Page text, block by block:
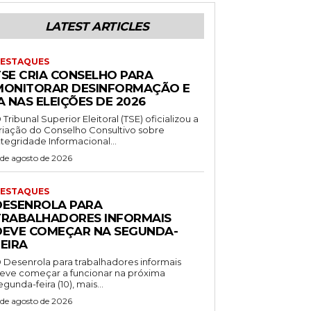
LATEST ARTICLES
CRIA CONSELHO PARA
DESINFORMAÇÃO E
NAS ELEIÇÕES DE 2026
Tribunal Superior Eleitoral (TSE) oficializou a
do Conselho Consultivo sobre
Informacional...
agosto de 2026
PARA
INFORMAIS
COMEÇAR NA SEGUNDA-
Desenrola para trabalhadores informais
começar a funcionar na próxima
feira (10), mais...
agosto de 2026